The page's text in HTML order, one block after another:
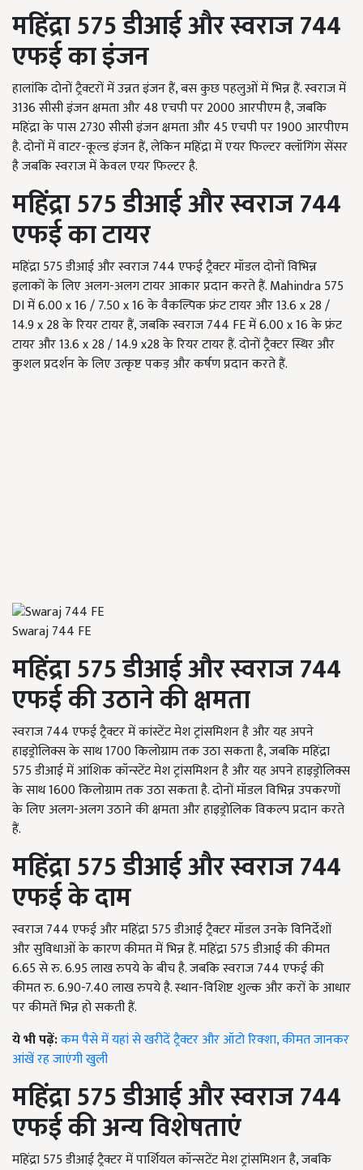
महिंद्रा 575डीआई और स्वराज 744
एफई का इंजन
हालांकि दोनों ट्रैक्टरों में उन्नत इंजन हैं, बस कुछ पहलुओं में भिन्न हैं. स्वराज में
3136 सीसी इंजन क्षमता और 48 एचपी पर 2000 आरपीएम है, जबकि
महिंद्रा के पास 2730 सीसी इंजन क्षमता और 45 एचपी पर 1900 आरपीएम
है. दोनों में वाटर-कूल्ड इंजन हैं, लेकिन महिंद्रा में एयर फिल्टर क्लॉगिंग सेंसर
है जबकि स्वराज में केवल एयर फिल्टर है.
महिंद्रा 575डीआई और स्वराज 744
एफई का टायर
महिंद्रा 575 डीआई और स्वराज 744 एफई ट्रैक्टर मॉडल दोनों विभिन्न
इलाकों के लिए अलग-अलग टायर आकार प्रदान करते हैं. Mahindra 575
DI में 6.00 x 16 / 7.50 x 16 के वैकल्पिक फ्रंट टायर और 13.6 x 28 /
14.9 x 28 के रियर टायर हैं, जबकि स्वराज 744 FE में 6.00 x 16 के फ्रंट
टायर और 13.6 x 28 / 14.9 x28 के रियर टायर हैं. दोनों ट्रैक्टर स्थिर और
कुशल प्रदर्शन के लिए उत्कृष्ट पकड़ और कर्षण प्रदान करते हैं.
Swaraj 744 FE
महिंद्रा 575डीआई और स्वराज 744
एफई की उठाने की क्षमता
स्वराज 744 एफई ट्रैक्टर में कांस्टेंट मेश ट्रांसमिशन है और यह अपने
हाइड्रोलिक्स के साथ 1700 किलोग्राम तक उठा सकता है, जबकि महिंद्रा
575 डीआई में आंशिक कॉन्स्टेंट मेश ट्रांसमिशन है और यह अपने हाइड्रोलिक्स
के साथ 1600 किलोग्राम तक उठा सकता है. दोनों मॉडल विभिन्न उपकरणों
के लिए अलग-अलग उठाने की क्षमता और हाइड्रोलिक विकल्प प्रदान करते
हैं.
महिंद्रा 575डीआई और स्वराज 744
एफई के दाम
स्वराज 744 एफई और महिंद्रा 575 डीआई ट्रैक्टर मॉडल उनके विनिर्देशों
और सुविधाओं के कारण कीमत में भिन्न हैं. महिंद्रा 575 डीआई की कीमत
6.65 से रु. 6.95 लाख रुपये के बीच है. जबकि स्वराज 744 एफई की
कीमत रु. 6.90-7.40 लाख रुपये है. स्थान-विशिष्ट शुल्क और करों के आधार
पर कीमतें भिन्न हो सकती हैं.
ये भी पढ़ें:कम पैसे में यहां से खरीदें ट्रैक्टर और ऑटो रिक्शा, कीमत जानकर
आंखें रह जाएंगी खुली
महिंद्रा 575डीआई और स्वराज 744
एफई की अन्य विशेषताएं
महिंद्रा 575 डीआई ट्रैक्टर में पार्शियल कॉन्सटेंट मेश ट्रांसमिशन है, जबकि